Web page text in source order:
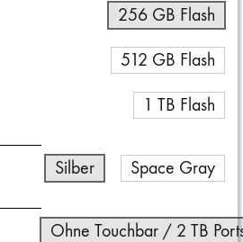
256 GB Flash
512 GB Flash
1 TB Flash
Silber Space Gray
Ohne Touchbar / 2 TB